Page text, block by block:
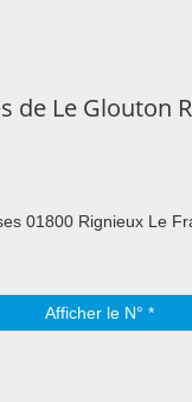
de Le Glouton
01800 Rignieux Le
Afficher le N° *